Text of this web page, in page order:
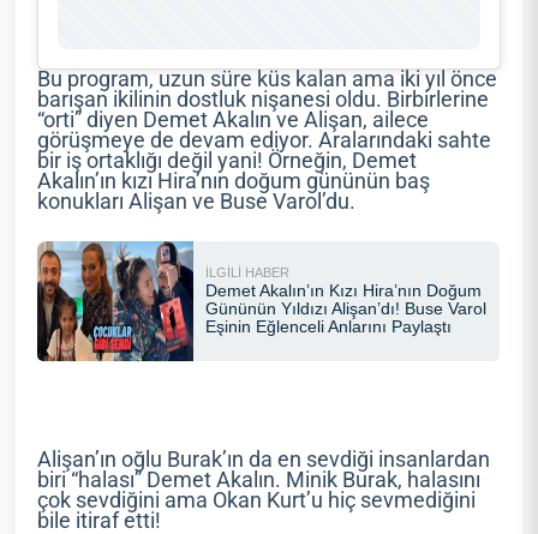
Bu program, uzun süre küs kalan ama iki yıl önce
barışan ikilinin dostluk nişanesi oldu. Birbirlerine
“orti” diyen Demet Akalın ve Alişan, ailece
görüşmeye de devam ediyor. Aralarındaki sahte
bir iş ortaklığı değil yani! Örneğin, Demet
Akalın’ın kızı Hira’nın doğum gününün baş
konukları Alişan ve Buse Varol’du.
Alişan’ın oğlu Burak’ın da en sevdiği insanlardan
biri “halası” Demet Akalın. Minik Burak, halasını
çok sevdiğini ama Okan Kurt’u hiç sevmediğini
bile itiraf etti!